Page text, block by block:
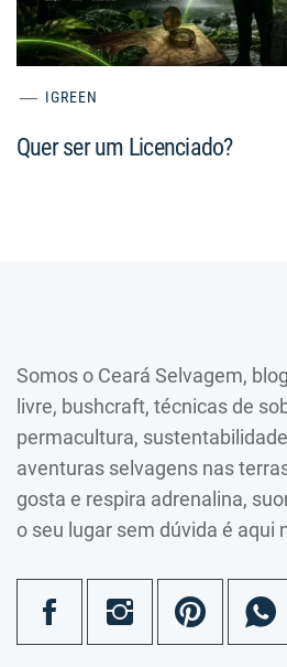
IGREEN
Quer ser um Licenciado?
Somos o Ceará Selvagem,
livre, bushcraft, técnicas de
permacultura,
aventuras selvagens nas
gosta e respira adrenalina,
o seu lugar sem dúvida é aqui